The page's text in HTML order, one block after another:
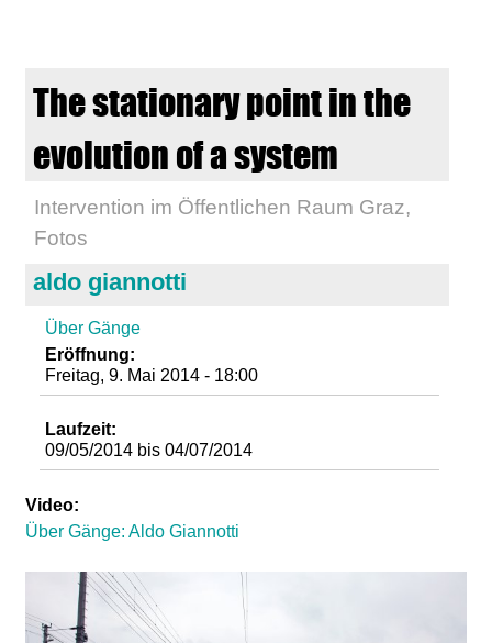
m
u
n
The stationary point in the
evolution of a system
Intervention im Öffentlichen Raum Graz,
Fotos
aldo giannotti
Über Gänge
Eröffnung:
Freitag, 9. Mai 2014 - 18:00
Laufzeit:
09/05/2014 bis04/07/2014
Video:
Über Gänge: Aldo Giannotti